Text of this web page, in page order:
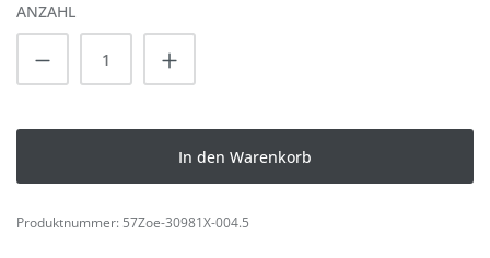
ANZAHL
Produkt Anzahl: Gib den gewünschten
In den Warenkorb
Produktnummer: 57Zoe-30981X-004.5